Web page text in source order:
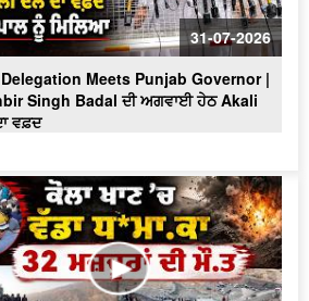
31-07-2026
Meets Punjab Governor |
Singh Badal ਦੀ ਅਗਵਾਈ ਹੇਠ Akali
ਵਫ਼ਦ